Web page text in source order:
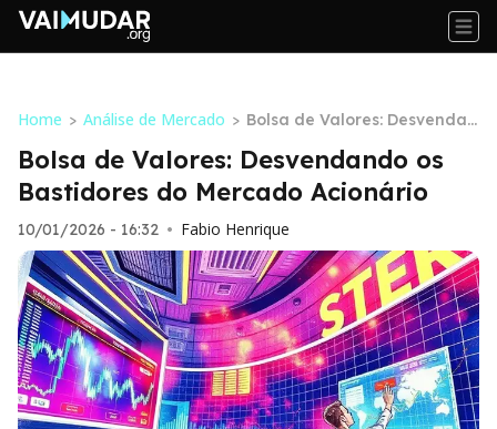
Home > Análise de Mercado > Bolsa de Valores: Desvendan
do os Bastidores do Mercad
o Acionário
Bolsa de Valores: Desvendando os
Bastidores do Mercado Acionário
10/01/2026 - 16:32 • Fabio Henrique